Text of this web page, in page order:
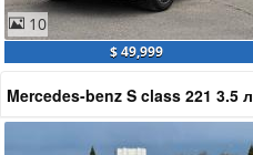
10
$ 49,999
Mercedes-benz S class 221 3.5 л